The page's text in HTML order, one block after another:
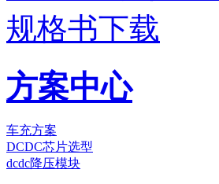
规格书下载
方案中心
车充方案
DCDC芯片选型
dcdc降压模块